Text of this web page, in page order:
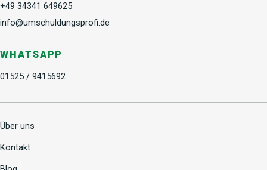
+49 34341 649625
info@umschuldungsprofi.de
WHATSAPP
01525 / 9415692
Über uns
Kontakt